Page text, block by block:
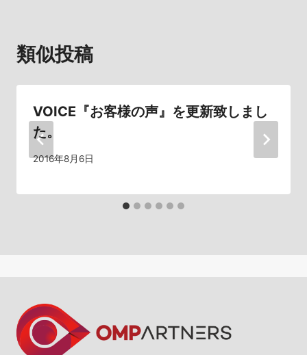
ー
ョ
ン
類似投稿
VOICE『お客様の声』を更新致しまし
た。
2016年8月6日